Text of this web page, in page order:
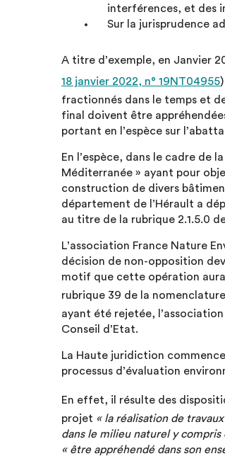
interférences, et des
Sur la jurisprudence
A titre d’exemple, en Janvier
18 janvier 2022, n° 19NT04955
fractionnés dans le temps et
final doivent être
portant en l’espèce sur
En l’espèce, dans le cadre de
Méditerranée » ayant pour
construction de divers
département de l’Hérault a
au titre de la rubrique 2.1.5.0
L’association France Nature
décision de non-opposition
motif que cette opération
rubrique 39 de la nomenclature
ayant été rejetée,
Conseil d’Etat.
La Haute juridiction
processus d’évaluation
En effet, il résulte des
projet « la réalisation de
dans le milieu naturel y compris
« être appréhendé dans son